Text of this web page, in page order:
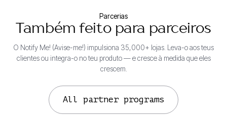
Parcerias
Também feito para parceiros
O Notify Me! (Avise-me!) impulsiona 35,000+ lojas. Leva-o aos teus
clientes ou integra-o no teu produto — e cresce à medida que eles
crescem.
All partner programs